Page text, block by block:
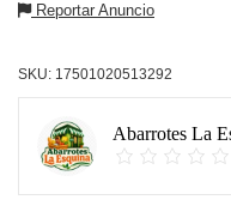
Reportar Anuncio
SKU: 17501020513292
Abarrotes La